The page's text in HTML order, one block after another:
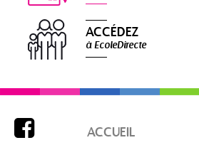
ACCÉDEZ
à EcoleDirecte
 ACCUEIL